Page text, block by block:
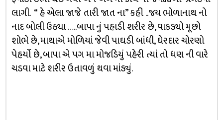
લાગી. “ હે એલા જાજે તારી જાત ના” કહી ..જય ભોળાનાથ નો
નાદ બોલી ઉઠ્યા …..બાપા નું પહાડી શરીર છે, વાકડ્યો મૂછો
શોભે છે, માથાએ મોળિયાં જેવી પાઘડી બાંધી, ઘેરદાર ચોરણો
પેહર્યો છે, બાપા એ પગ મા મોજડિયું પહેરી ત્યાં તો ધણ ની વારે
ચડવા માટે શરીર ઉતાવળું થવા માંડ્યું.